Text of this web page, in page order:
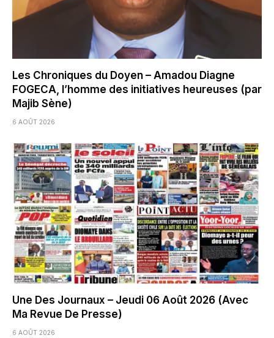
Les Chroniques du Doyen – Amadou Diagne
FOGECA, l’homme des initiatives heureuses (par
Majib Sène)
6 AOÛT 2026
Une Des Journaux – Jeudi 06 Août 2026 (Avec
Ma Revue De Presse)
6 AOÛT 2026